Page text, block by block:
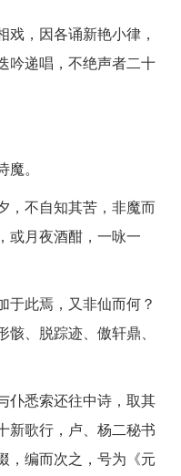
，因各诵新艳小律，
吟递唱，不绝声者二十
。
，不自知其苦，非魔而
或月夜酒酣，一咏一
于此焉，又非仙而何？
、脱踪迹、傲轩鼎、
仆悉索还往中诗，取其
新歌行，卢、杨二秘书
，编而次之，号为《元